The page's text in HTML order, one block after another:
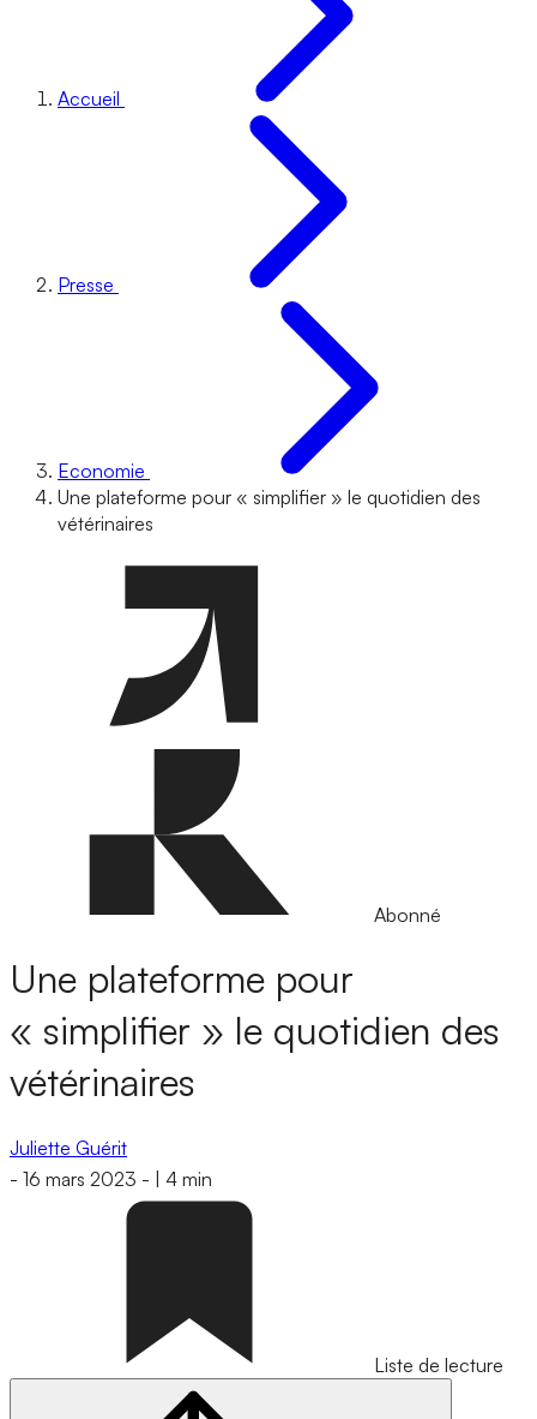
Accueil
Presse
Economie
Une plateforme pour « simplifier » le quotidien des
vétérinaires
Abonné
Une plateforme pour
« simplifier » le quotidien des
vétérinaires
Juliette Guérit
- 16 mars 2023 - 4 min
Liste de lecture